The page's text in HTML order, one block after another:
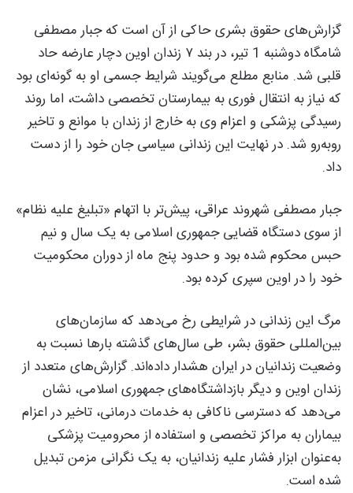
گزارش‌های حقوق بشری حاکی از آن است که جبار مصطفی
شامگاه دوشنبه 1 تیر، در بند ۷ زندان اوین دچار عارضه حاد
قلبی شد. منابع مطلع می‌گویند شرایط جسمی او به گونه‌ای بود
که نیاز به انتقال فوری به بیمارستان تخصصی داشت، اما روند
رسیدگی پزشکی و اعزام وی به خارج از زندان با موانع و تاخیر
روبه‌رو شد. در نهایت این زندانی سیاسی جان خود را از دست
داد.
جبار مصطفی شهروند عراقی، پیش‌تر با اتهام «تبلیغ علیه نظام»
از سوی دستگاه قضایی جمهوری اسلامی به یک سال و نیم
حبس محکوم شده بود و حدود پنج ماه از دوران محکومیت
خود را در اوین سپری کرده بود.
مرگ این زندانی در شرایطی رخ می‌دهد که سازمان‌های
بین‌المللی حقوق بشر، طی سال‌های گذشته بارها نسبت به
وضعیت زندانیان در ایران هشدار داده‌اند. گزارش‌های متعدد از
زندان اوین و دیگر بازداشتگاه‌های جمهوری اسلامی، نشان
می‌دهد که دسترسی ناکافی به خدمات درمانی، تاخیر در اعزام
بیماران به مراکز تخصصی و استفاده از محرومیت پزشکی
به‌عنوان ابزار فشار علیه زندانیان، به یک نگرانی مزمن تبدیل
شده است.